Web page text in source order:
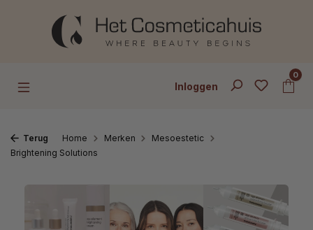
Ga naar de hoofdinhoud
Inloggen
0
Terug Home Merken
Mesoestetic
Brightening Solutions